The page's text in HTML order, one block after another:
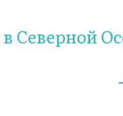
в Северной